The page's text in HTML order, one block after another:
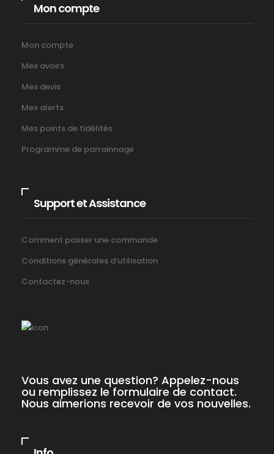
Mon compte
Mon compte
Mes avoirs
Mes devis
Mes alerts
Mes points de fidélités
Programme de parrainnage
Support et Assistance
Comment passer une commande
Conditions générales d’utilisation
Contactez-nous
Vous avez une question? Appelez-nous
ou remplissez le formulaire de contact.
Nous aimerions recevoir de vos nouvelles.